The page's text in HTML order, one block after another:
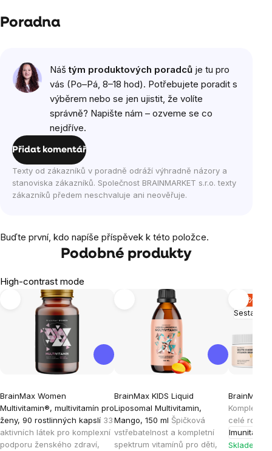
Poradna
Náštým produktových poradců je tu pro
vás (Po–Pá, 8–18 hod). Potřebujete poradit s
výběrem nebo se jen ujistit, že volíte
správně? Napište nám – ozveme se co
nejdříve.
Přidat komentář
Texty od zákazníků v poradně odráží výhradně názory a
stanoviska zákazníků. Společnost BRAINMARKET s.r.o. texty
zákazníků předem neschvaluje ani neověřuje.
Buďte první, kdo napíše příspěvek k této položce.
Podobné produkty
High-contrast mode
BrainMax Women
Multivitamin®, multivitamín pro
ženy, 90 rostlinných kapslí 33
aktivních látek pro komplexní
podporu ženského zdraví,
BrainMax KIDS Liquid
Liposomal Multivitamin,
Mango, 150 ml Špičková
vstřebatelnost a kompletní
spektrum vitamínů pro děti,
-17 %
BrainMax
Komplexní
celé
Imunita
Skladem >